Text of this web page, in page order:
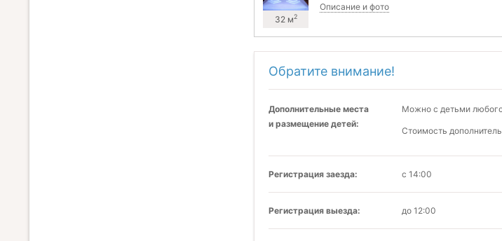
32 м2
Описание и фото
Обратите внимание!
Дополнительные места
и размещение детей:
Можно с детьми
Стоимость
Регистрация заезда: с 14:00
Регистрация выезда: до 12:00